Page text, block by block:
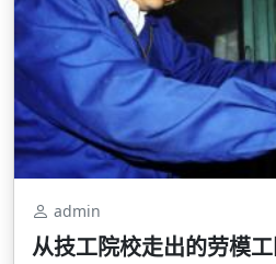
admin
从技工院校走出的劳模